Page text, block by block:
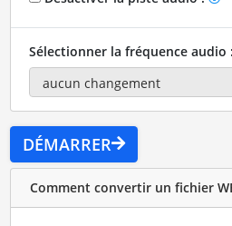
Sélectionner la fréquence audio :
DÉMARRER
Comment convertir un fichier